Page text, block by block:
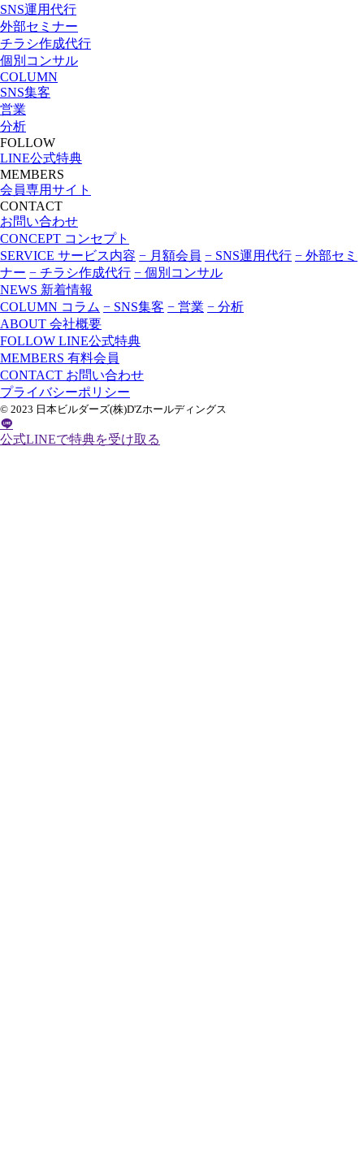
SNS運用代行
外部セミナー
チラシ作成代行
個別コンサル
COLUMN
SNS集客
営業
分析
FOLLOW
LINE公式特典
MEMBERS
会員専用サイト
CONTACT
お問い合わせ
CONCEPT コンセプト
SERVICE サービス内容 − 月額会員 − SNS運用代行 − 外部セミ
ナー − チラシ作成代行 − 個別コンサル
NEWS 新着情報
COLUMN コラム − SNS集客 − 営業 − 分析
ABOUT 会社概要
FOLLOW LINE公式特典
MEMBERS 有料会員
CONTACT お問い合わせ
プライバシーポリシー
© 2023 日本ビルダーズ(株)D'Zホールディングス
公式LINEで特典を受け取る